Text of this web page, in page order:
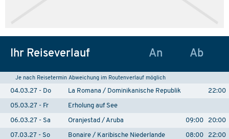
Ihr Reiseverlauf An Ab
Je nach Reisetermin Abweichung im Routenverlauf möglich
04.03.27 - Do La Romana / Dominikanische Republik 22:00
05.03.27 - Fr Erholung auf See
06.03.27 - Sa Oranjestad / Aruba 09:00 20:00
07.03.27 - So Bonaire / Karibische Niederlande 08:00 22:00